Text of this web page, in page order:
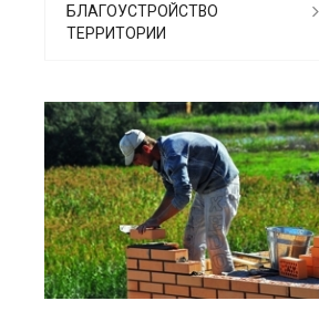
БЛАГОУСТРОЙСТВО
ТЕРРИТОРИИ